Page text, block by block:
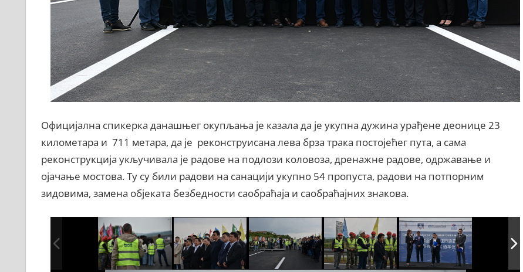
Официјална спикерка данашњег окупљања је казала да је укупна дужина урађене деонице 23
километара и 711 метара, да је реконструисана лева брза трака постојећег пута, а сама
реконструкција укључивала је радове на подлози коловоза, дренажне радове, одржавање и
ојачање мостова. Ту су били радови на санацији укупно 54 пропуста, радови на потпорним
зидовима, замена објеката безбедности саобраћаја и саобраћајних знакова.